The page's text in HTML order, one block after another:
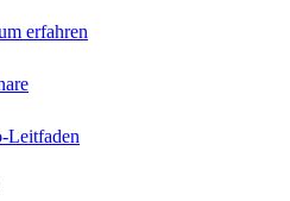
erfahren
Leitfaden